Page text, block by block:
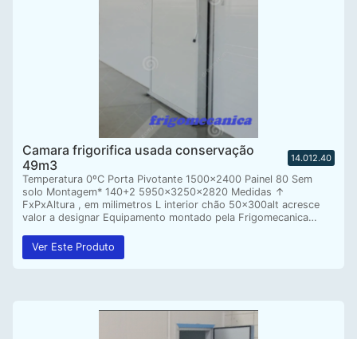
Camara frigorifica usada conservação
49m3
14.012.40
Temperatura 0ºC Porta Pivotante 1500×2400 Painel 80 Sem
solo Montagem* 140+2 5950x3250x2820 Medidas ↑
FxPxAltura , em milimetros L interior chão 50x300alt acresce
valor a designar Equipamento montado pela Frigomecanica…
Ver Este Produto